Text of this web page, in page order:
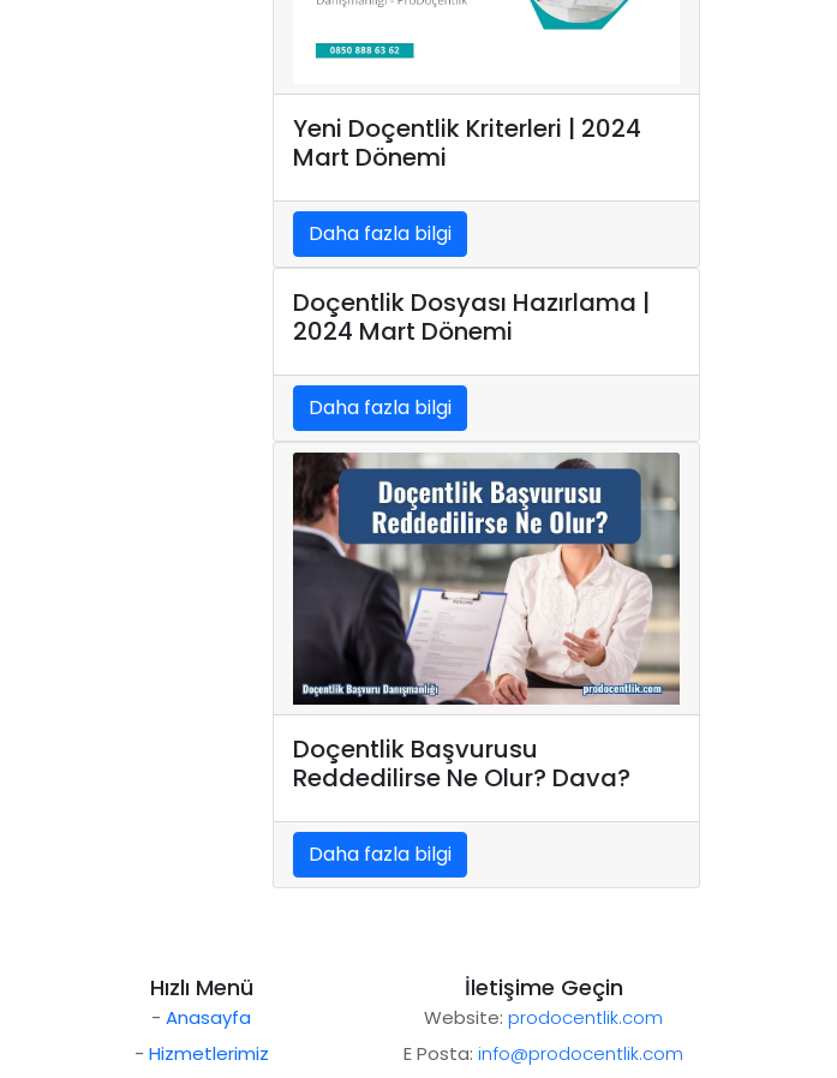
Yeni Doçentlik Kriterleri | 2024
Mart Dönemi
Daha fazla bilgi
Doçentlik Dosyası Hazırlama |
2024 Mart Dönemi
Daha fazla bilgi
Doçentlik Başvurusu
Reddedilirse Ne Olur? Dava?
Daha fazla bilgi
Hızlı Menü
- Anasayfa
- Hizmetlerimiz
İletişime Geçin
Website: prodocentlik.com
E Posta: info@prodocentlik.com